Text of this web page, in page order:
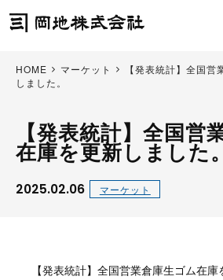
HOME マーケット
【発表統計】全国
しました。
【発表統計】全国営
在庫を更新しました
2025.02.06 マーケット
【発表統計】全国営業倉庫生ゴム在庫